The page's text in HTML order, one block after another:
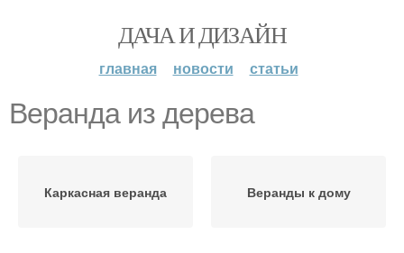
ДАЧА И ДИЗАЙН
главная новости статьи
Веранда из дерева
Каркасная веранда Веранды к дому